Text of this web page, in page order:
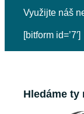
Využijte náš
[bitform id=’7′]
Hledáme